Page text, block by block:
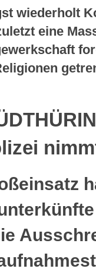
wiederholt
eine